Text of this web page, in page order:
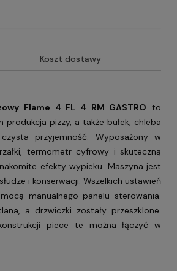
Koszt dostawy
Flame 4 FL 4 RM GASTRO to
produkcja pizzy, a także bułek, chleba
przyjemność. Wyposażony w
termometr cyfrowy i skuteczną
efekty wypieku. Maszyna jest
i konserwacji. Wszelkich ustawień
manualnego panelu sterowania.
a drzwiczki zostały przeszklone.
piece te można łączyć w